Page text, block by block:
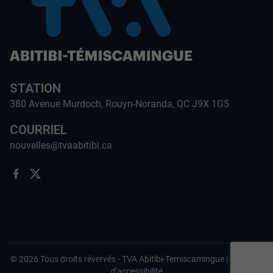
STATION
380 Avenue Murdoch, Rouyn-Noranda, QC J9X 1G5
COURRIEL
nouvelles@tvaabitibi.ca
© 2026 Tous droits révervés -TVA Abitibi-Temiscamingue |